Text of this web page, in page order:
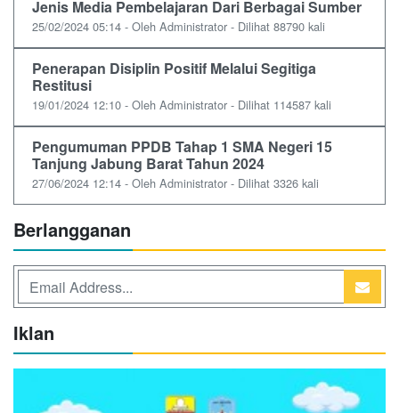
Jenis Media Pembelajaran Dari Berbagai Sumber
25/02/2024 05:14 - Oleh Administrator - Dilihat 88790 kali
Penerapan Disiplin Positif Melalui Segitiga
Restitusi
19/01/2024 12:10 - Oleh Administrator - Dilihat 114587 kali
Pengumuman PPDB Tahap 1 SMA Negeri 15
Tanjung Jabung Barat Tahun 2024
27/06/2024 12:14 - Oleh Administrator - Dilihat 3326 kali
Berlangganan
Iklan